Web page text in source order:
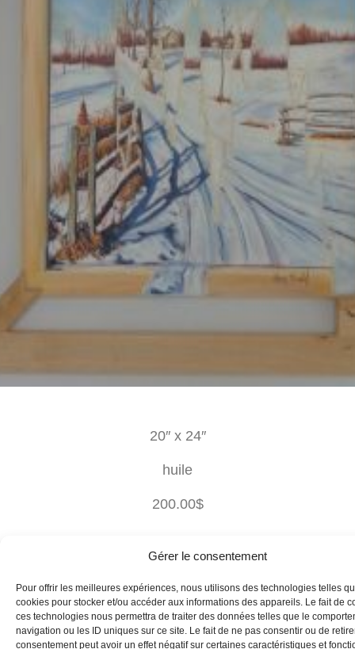
Gérer le consentement
Pour offrir les meilleures expériences, nous utilisons des technologies telles
cookies pour stocker et/ou accéder aux informations des appareils. Le fait de
ces technologies nous permettra de traiter des données telles que le
navigation ou les ID uniques sur ce site. Le fait de ne pas consentir ou de
consentement peut avoir un effet négatif sur certaines caractéristiques et
20″ x 24″
huile
200.00$